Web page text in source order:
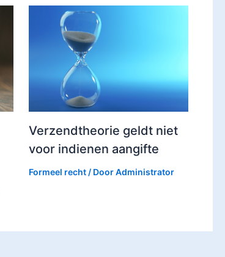
Verzendtheorie geldt niet
voor indienen aangifte
Formeel recht / DoorAdministrator